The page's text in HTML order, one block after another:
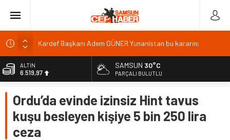
Kardef Başkanı Adem GÜNER Yunanistan bu kararını
24 Temmuz Basın Bayramı basın özgürlüğünün günüdür
Sandık Bir Emanettir, Emanete İhanet Olmaz
Fatih Mahallesi Sakinleri Ilkadım Belediye Başkanı İhsan
KURNAZ ve Muhtarları Seda KEKLİK ‘teşekķür ettiler.
CANİK TÜKETİCİYİ KORUMA DERNEĞİ ŞUBE BAŞKANI
İBRAHİM ÖRS ÜN. AÇIKLAMASI MİLYONLARCA İNTERNET
ALTIN
6.519,97
13.798,82
DOLAR
47,7025
SAMSUN 30°C
PARÇALI BULUTLU
Ordu’da evinde izinsiz Hint tavus
kuşu besleyen kişiye 5 bin 250 lira
ceza